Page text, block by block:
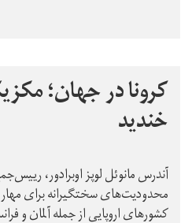
کرونا در جهان؛
خندید
آندرس مانوئل لوپز اوبرادور،
محدودیت‌های سختگیرانه برای
کشورهای اروپایی از جمله آلمان و